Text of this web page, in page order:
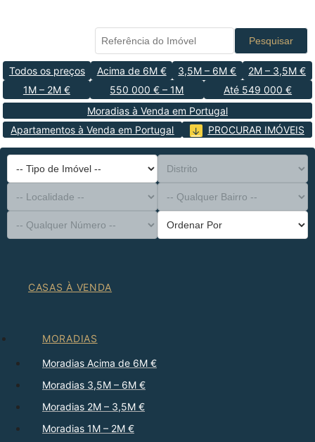
Pesquisar
Todos os preços Acima de 6M € 3,5M – 6M €
2M – 3,5M €
1M – 2M €
550 000 € – 1M
Até 549 000 €
Moradias à Venda em Portugal
Apartamentos à Venda em Portugal
PROCURAR IMÓVEIS
-- Tipo de Imóvel --
Distrito
-- Localidade --
-- Qualquer Bairro --
-- Qualquer Número --
Ordenar Por
CASAS À VENDA
MORADIAS
Moradias Acima de 6M €
Moradias 3,5M – 6M €
Moradias 2M – 3,5M €
Moradias 1M – 2M €